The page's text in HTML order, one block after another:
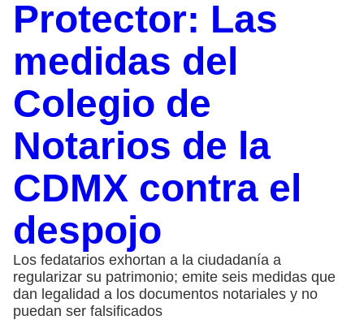
Protector: Las
medidas del
Colegio de
Notarios de la
CDMX contra el
despojo
Los fedatarios exhortan a la ciudadanía a
regularizar su patrimonio; emite seis medidas que
dan legalidad a los documentos notariales y no
puedan ser falsificados